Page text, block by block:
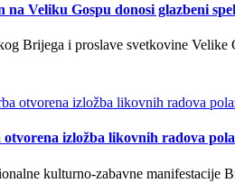
na Veliku Gospu donosi glazbeni
Brijega i proslave svetkovine
izložba likovnih radova
kulturno-zabavne manifestacije